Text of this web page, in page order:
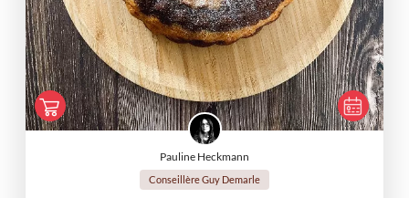
Pauline Heckmann
Conseillère Guy Demarle